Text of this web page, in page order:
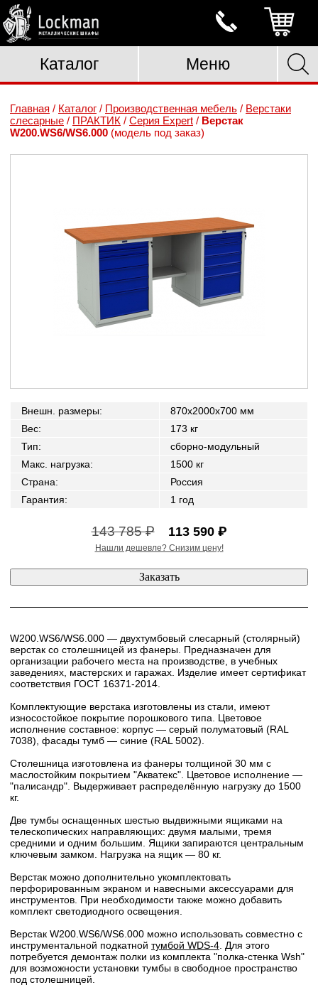
Каталог Меню
Главная / Каталог / Производственная мебель / Верстаки
слесарные / ПРАКТИК / Серия Expert / Верстак
W200.WS6/WS6.000 (модель под заказ)
Внешн. размеры:
870x2000x700 мм
Вес:
173 кг
Тип:
сборно-модульный
Макс. нагрузка:
1500 кг
Страна:
Россия
Гарантия: 1 год
143 785 ₽ 113 590 ₽
Нашли дешевле? Снизим цену!
W200.WS6/WS6.000 — двухтумбовый слесарный (столярный)
верстак со столешницей из фанеры. Предназначен для
организации рабочего места на производстве, в учебных
заведениях, мастерских и гаражах. Изделие имеет сертификат
соответствия ГОСТ 16371-2014.
Комплектующие верстака изготовлены из стали, имеют
износостойкое покрытие порошкового типа. Цветовое
исполнение составное: корпус — серый полуматовый (RAL
7038), фасады тумб — синие (RAL 5002).
Столешница изготовлена из фанеры толщиной 30 мм с
маслостойким покрытием "Акватекс". Цветовое исполнение —
"палисандр". Выдерживает распределённую нагрузку до 1500
кг.
Две тумбы оснащенных шестью выдвижными ящиками на
телескопических направляющих: двумя малыми, тремя
средними и одним большим. Ящики запираются центральным
ключевым замком. Нагрузка на ящик — 80 кг.
Верстак можно дополнительно укомплектовать
перфорированным экраном и навесными аксессуарами для
инструментов. При необходимости также можно добавить
комплект светодиодного освещения.
Верстак W200.WS6/WS6.000 можно использовать совместно с
инструментальной подкатной тумбой WDS-4 . Для этого
потребуется демонтаж полки из комплекта "полка-стенка Wsh"
для возможности установки тумбы в свободное пространство
под столешницей.